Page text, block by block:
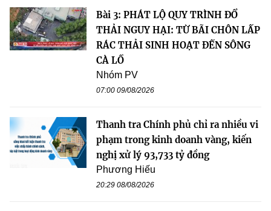
Bài 3: PHÁT LỘ QUY TRÌNH ĐỔ
THẢI NGUY HẠI: TỪ BÃI CHÔN LẤP
RÁC THẢI SINH HOẠT ĐẾN SÔNG
CÀ LỒ
Nhóm PV
07:00 09/08/2026
Thanh tra Chính phủ chỉ ra nhiều vi
phạm trong kinh doanh vàng, kiến
nghị xử lý 93,733 tỷ đồng
Phương Hiếu
20:29 08/08/2026